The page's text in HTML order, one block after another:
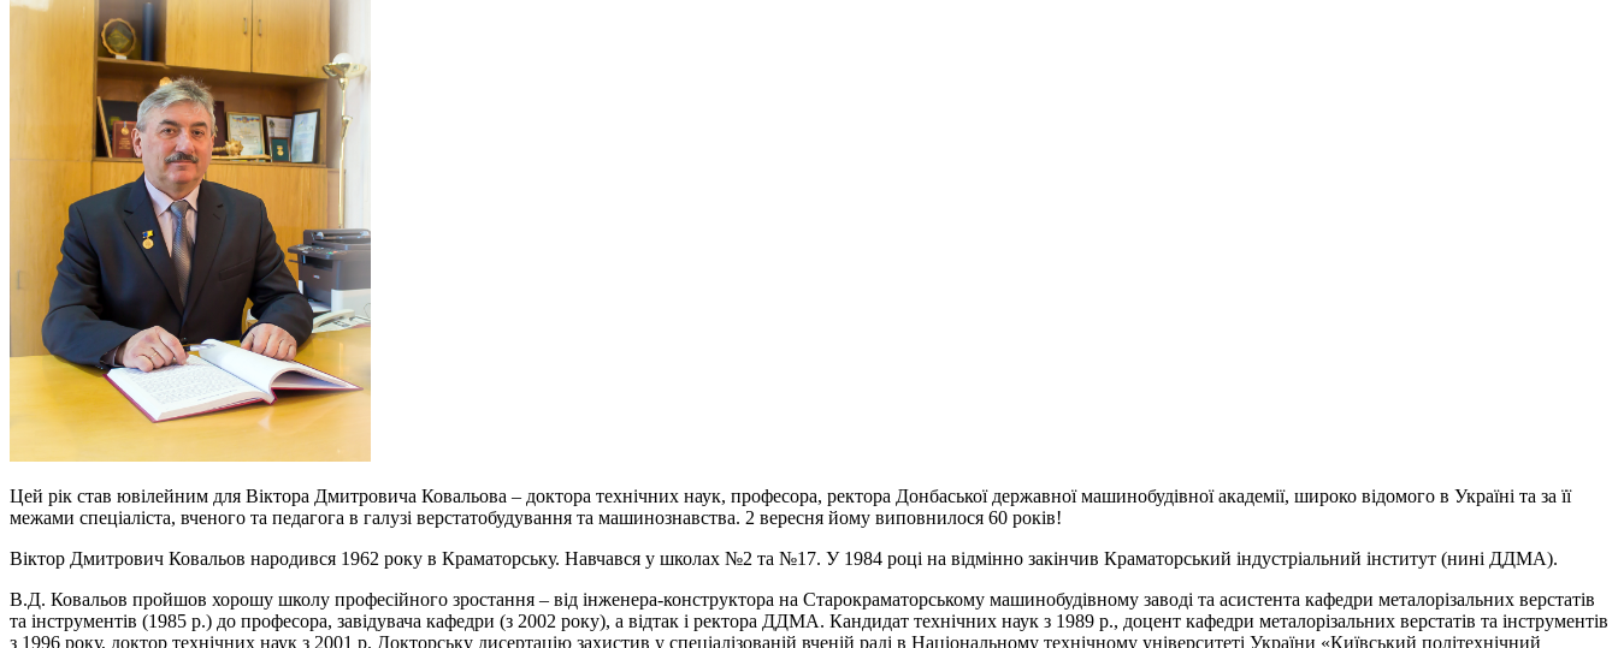
Цей рік став ювілейним для Віктора Дмитровича Ковальова – доктора технічних наук, професора, ректора Донбаської державної машинобудівної академії, широко відомого в Україні та за її
межами спеціаліста, вченого та педагога в галузі верстатобудування та машинознавства. 2 вересня йому виповнилося 60 років!
Віктор Дмитрович Ковальов народився 1962 року в Краматорську. Навчався у школах №2 та №17. У 1984 році на відмінно закінчив Краматорський індустріальний інститут (нині ДДМА).
В.Д. Ковальов пройшов хорошу школу професійного зростання – від інженера-конструктора на Старокраматорському машинобудівному заводі та асистента кафедри металорізальних верстатів
та інструментів (1985 р.) до професора, завідувача кафедри (з 2002 року), а відтак і ректора ДДМА. Кандидат технічних наук з 1989 р., доцент кафедри металорізальних верстатів та інструментів
з 1996 року, доктор технічних наук з 2001 р. Докторську дисертацію захистив у спеціалізованій вченій раді в Національному технічному університеті України «Київський політехнічний